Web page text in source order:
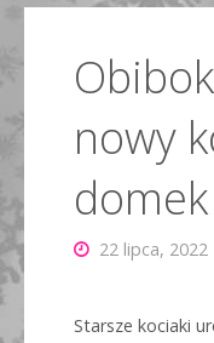
nowy
22 lipca, 2022
Starsze kociaki